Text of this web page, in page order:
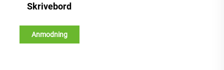
Skrivebord
Anmodning